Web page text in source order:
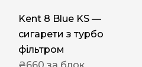
Kent 8 Blue KS —
сигарети з турбо
фільтром